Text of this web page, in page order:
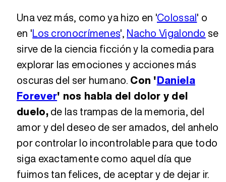
Una vez más, como ya hizo en 'Colossal' o
en 'Los cronocrímenes', Nacho Vigalondo se
sirve de la ciencia ficción y la comedia para
explorar las emociones y acciones más
oscuras del ser humano. Con 'Daniela
Forever' nos habla del dolor y del
duelo,de las trampas de la memoria, del
amor y del deseo de ser amados, del anhelo
por controlar lo incontrolable para que todo
siga exactamente como aquel día que
fuimos tan felices, de aceptar y de dejar ir.